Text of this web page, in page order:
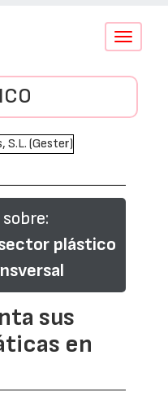
Conmutar
plástico
sus
en